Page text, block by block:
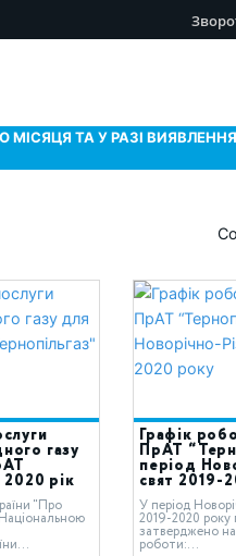
ТА У РАЗІ
газу
рік
“Про
Графік
ПрАТ
період
свят 2019-
У період
2019-2020 року
затверджено
роботи:...